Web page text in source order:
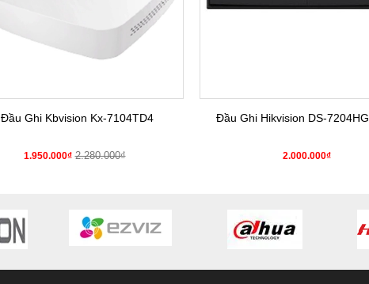
Đầu Ghi Kbvision Kx-7104TD4
1.950.000₫ 2.280.000₫
Đầu Ghi Hikvision DS-
2.000.000₫